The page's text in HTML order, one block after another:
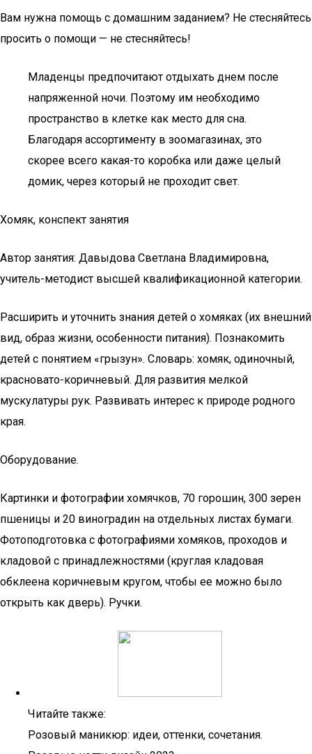
Вам нужна помощь с домашним заданием? Не стесняйтесь
просить о помощи — не стесняйтесь!
Младенцы предпочитают отдыхать днем после
напряженной ночи. Поэтому им необходимо
пространство в клетке как место для сна.
Благодаря ассортименту в зоомагазинах, это
скорее всего какая-то коробка или даже целый
домик, через который не проходит свет.
Хомяк, конспект занятия
Автор занятия: Давыдова Светлана Владимировна,
учитель-методист высшей квалификационной категории.
Расширить и уточнить знания детей о хомяках (их внешний
вид, образ жизни, особенности питания). Познакомить
детей с понятием «грызун». Словарь: хомяк, одиночный,
красновато-коричневый. Для развития мелкой
мускулатуры рук. Развивать интерес к природе родного
края.
Оборудование.
Картинки и фотографии хомячков, 70 горошин, 300 зерен
пшеницы и 20 виноградин на отдельных листах бумаги.
Фотоподготовка с фотографиями хомяков, проходов и
кладовой с принадлежностями (круглая кладовая
обклеена коричневым кругом, чтобы ее можно было
открыть как дверь). Ручки.
Читайте также:
Розовый маникюр: идеи, оттенки, сочетания.